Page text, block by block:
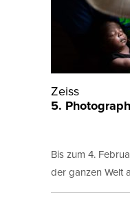
Zeiss
5.
Bis zum 4.
der ganzen Welt